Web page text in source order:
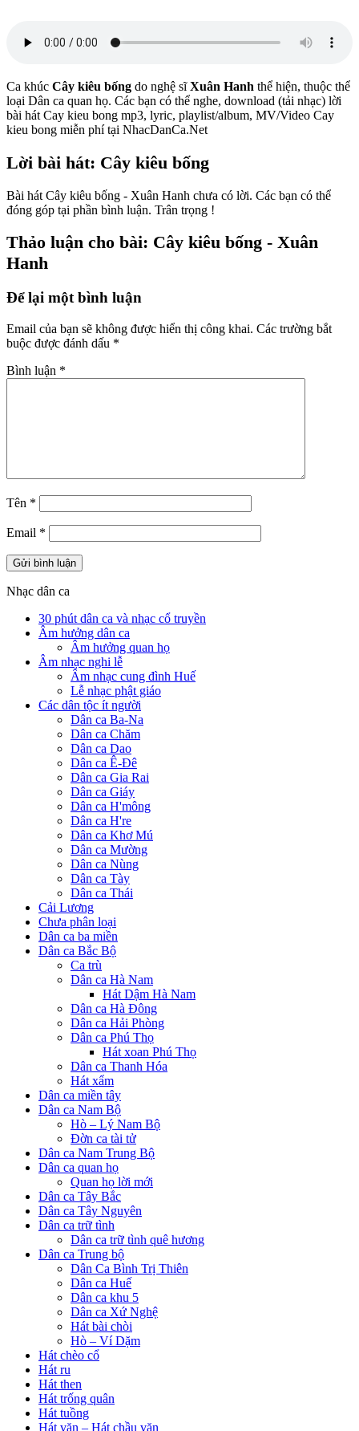
Ca khúc Cây kiêu bống do nghệ sĩXuân Hanh thể hiện, thuộc thể
loại Dân ca quan họ. Các bạn có thể nghe, download (tải nhạc) lời
bài hát Cay kieu bong mp3, lyric, playlist/album, MV/Video Cay
kieu bong miễn phí tại NhacDanCa.Net
Lời bài hát: Cây kiêu bống
Bài hát Cây kiêu bống - Xuân Hanh chưa có lời. Các bạn có thể
đóng góp tại phần bình luận. Trân trọng !
Thảo luận cho bài: Cây kiêu bống - Xuân
Hanh
Để lại một bình luận
Email của bạn sẽ không được hiển thị công khai. Các trường bắt
buộc được đánh dấu *
Bình luận *
Tên *
Email *
Nhạc dân ca
30 phút dân ca và nhạc cổ truyền
Âm hưởng dân ca
Âm hưởng quan họ
Âm nhạc nghi lễ
Âm nhạc cung đình Huế
Lễ nhạc phật giáo
Các dân tộc ít người
Dân ca Ba-Na
Dân ca Chăm
Dân ca Dao
Dân ca Ê-Đê
Dân ca Gia Rai
Dân ca Giáy
Dân ca H'mông
Dân ca H're
Dân ca Khơ Mú
Dân ca Mường
Dân ca Nùng
Dân ca Tày
Dân ca Thái
Cải Lương
Chưa phân loại
Dân ca ba miền
Dân ca Bắc Bộ
Ca trù
Dân ca Hà Nam
Hát Dậm Hà Nam
Dân ca Hà Đông
Dân ca Hải Phòng
Dân ca Phú Thọ
Hát xoan Phú Thọ
Dân ca Thanh Hóa
Hát xẩm
Dân ca miền tây
Dân ca Nam Bộ
Hò – Lý Nam Bộ
Đờn ca tài tử
Dân ca Nam Trung Bộ
Dân ca quan họ
Quan họ lời mới
Dân ca Tây Bắc
Dân ca Tây Nguyên
Dân ca trữ tình
Dân ca trữ tình quê hương
Dân ca Trung bộ
Dân Ca Bình Trị Thiên
Dân ca Huế
Dân ca khu 5
Dân ca Xứ Nghệ
Hát bài chòi
Hò – Ví Dặm
Hát chèo cổ
Hát ru
Hát then
Hát trống quân
Hát tuồng
Hát văn – Hát chầu văn